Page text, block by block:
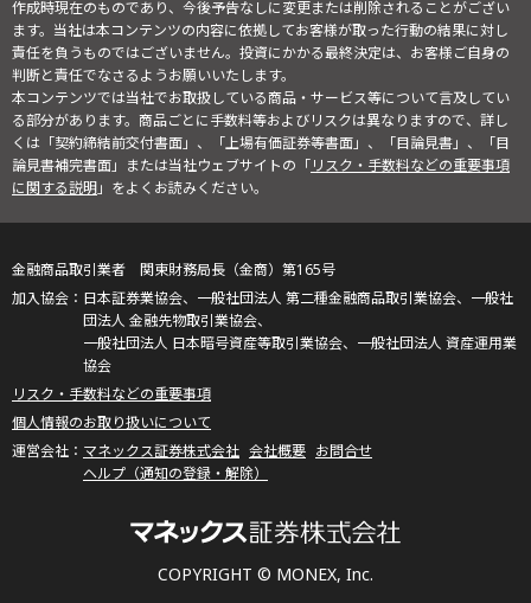
作成時現在のものであり、今後予告なしに変更または削除されることがござい
ます。当社は本コンテンツの内容に依拠してお客様が取った行動の結果に対し
責任を負うものではございません。投資にかかる最終決定は、お客様ご自身の
判断と責任でなさるようお願いいたします。
本コンテンツでは当社でお取扱している商品・サービス等について言及してい
る部分があります。商品ごとに手数料等およびリスクは異なりますので、詳し
くは「契約締結前交付書面」、「上場有価証券等書面」、「目論見書」、「目
論見書補完書面」または当社ウェブサイトの「リスク・手数料などの重要事項
に関する説明」をよくお読みください。
COPYRIGHT © MONEX, Inc.
金融商品取引業者 関東財務局長（金商）第165号
日本証券業協会、一般社団法人 第二種金融商品取引業協会、一般社
団法人 金融先物取引業協会、
一般社団法人 日本暗号資産等取引業協会、一般社団法人 資産運用業
協会
リスク・手数料などの重要事項
個人情報のお取り扱いについて
マネックス証券株式会社 会社概要 お問合せ
ヘルプ（通知の登録・解除）